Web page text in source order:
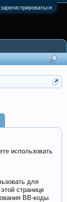
использовать
для
странице
BB-коды.